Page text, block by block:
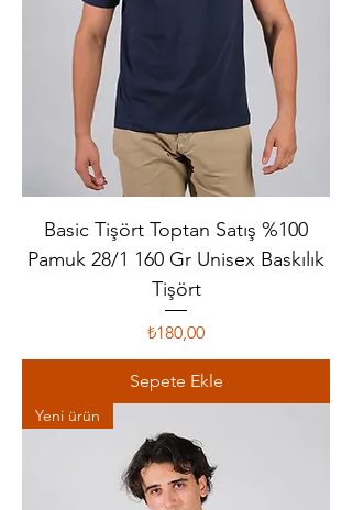
Basic Tişört Toptan Satış %100
Pamuk 28/1 160 Gr Unisex Baskılık
Tişört
Fiyat
₺180,00
Sepete Ekle
Yeni ürün